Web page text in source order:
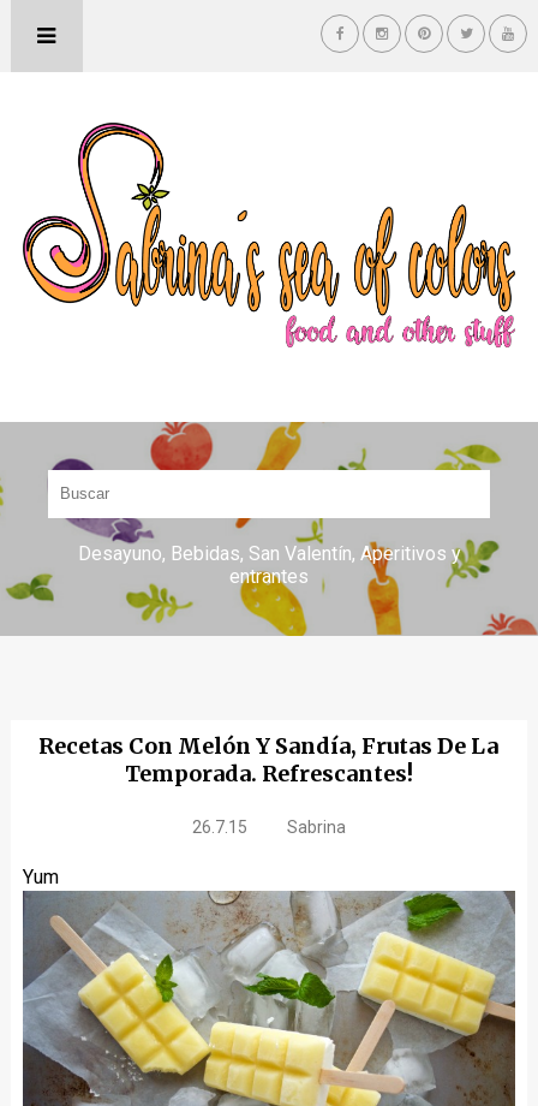
Desayuno Bebidas San Valentín Aperitivos y
entrantes
Recetas Con Melón Y Sandía, Frutas De La
Temporada. Refrescantes!
26.7.15 Sabrina
Yum